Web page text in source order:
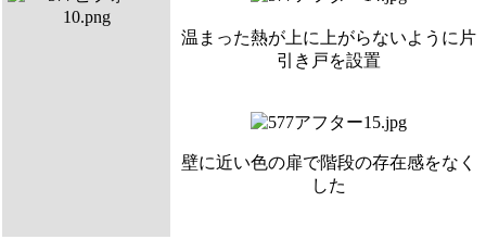
温まった熱が上に上がらないように片
引き戸を設置
壁に近い色の扉で階段の存在感をなく
した